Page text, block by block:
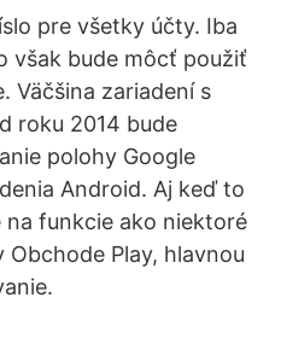
pre všetky účty. Iba
však bude môcť použiť
Väčšina zariadení s
roku 2014 bude
polohy Google
Android. Aj keď to
funkcie ako niektoré
Play, hlavnou